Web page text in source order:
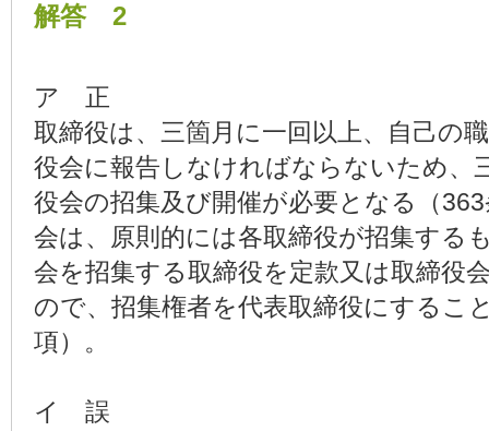
解答 2
ア 正
取締役は、三箇月に一回以上、自己の
役会に報告しなければならないため、
役会の招集及び開催が必要となる（
会は、原則的には各取締役が招集する
会を招集する取締役を定款又は取締役
ので、招集権者を代表取締役にするこ
項）。
イ 誤